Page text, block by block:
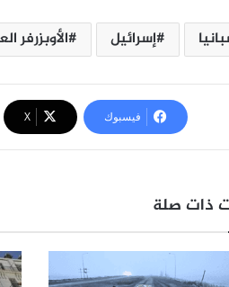
إسرائيل الأوبزرفر
فيسبوك ‫X
ذات صلة